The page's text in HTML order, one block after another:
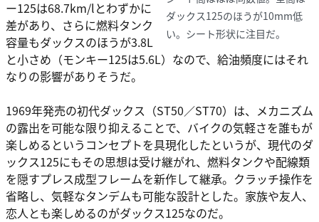
ダックス125のほうが10mm低
い。シート形状に注目だ。
ー125は68.7km/lとわずかに
差があり、さらに燃料タンク
容量もダックスのほうが3.8L
と小さめ（モンキー125は5.6L）なので、給油頻度にはそれ
なりの影響がありそうだ。
1969年発売の初代ダックス（ST50／ST70）は、メカニズム
の露出を可能な限り抑えることで、バイクの気軽さを誰もが
楽しめるというコンセプトを具現化したというが、現代のダ
ックス125にもその思想は受け継がれ、燃料タンクや配線類
を隠すプレス成型フレームを新作して継承。クラッチ操作を
省略し、気軽なタンデムも可能な設計とした。家族や友人、
恋人とも楽しめるのがダックス125なのだ。